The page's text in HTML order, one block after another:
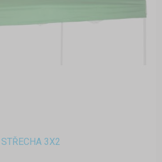
STŘECHA 3X2